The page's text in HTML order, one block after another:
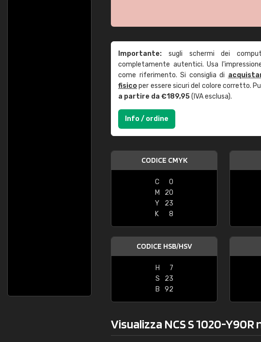
Importante: sugli schermi dei
completamente autentici. Usa
come riferimento. Si consiglia di
fisicoper essere sicuri del colore corretto.
a partire da €189,95(IVA esclusa).
Info / ordine
CODICE CMYK
C
0
M
20
Y
23
K
8
CODICE HSB/HSV
H
7
S
23
B
92
Visualizza NCS S 1020-Y90R